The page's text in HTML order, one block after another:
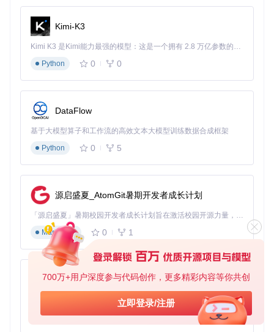
700万+用户深度参与代码创作，更多精彩内容等你共创
立即登录/注册
WidescreenFixesPack主要通过两种技术实现游戏修改：
复代码的加载
函数Hook：拦截游戏渲染和输入处理函数，在不修改原始
可执行文件的情况下实现宽屏适配
这种技术路径既保证了修复效果，又最大程度降低了被杀毒软
件误报的风险。
环境准备
Windows 7及以上操作系统
对应游戏的正版或备份副本
无需安装额外运行时环境（插件已包含必要依赖）
获取与安装
克隆项目仓库 ：
定位游戏修复包：在data/目录下找到对应游戏的修复文
Kimi-K3
Kimi K3 是Kimi能力最强的模型：这是一个拥有 2.8 万亿参数的混合专家（MoE）模型，具备原生视觉理解能力，并支持 100 万 token 的上下文窗口。
Python
0 0
DataFlow
基于大模型算子和工作流的高效文本大模型训练数据合成框架
Python
0 5
源启盛夏_AtomGit暑期开发者成长计划
「源启盛夏」暑期校园开发者成长计划旨在激活校园开源力量，通过积分激励、认证扶持、资源倾斜等形式，引导高校组织和开发者完成「入驻 — 建项目 — 做贡献 — 获认证 — 得资源」的完整闭环。无论你是想带领社团入驻平台的组织者，还是希望用代码贡献证明自己的开发者，都能在这里找到属于你的成长路径。
Markdown
0 1
py-xiaozhi
基于Python的Xiaozhi AI，适用于想要完整Xiaozhi体验而无需拥有专用硬件的用户。
Python
0 1